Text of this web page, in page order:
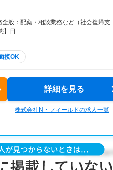
全般：配薬・相談業務など（社会復帰支
】日…
接OK
詳細を見る
株式会社N・フィールドの求人一覧